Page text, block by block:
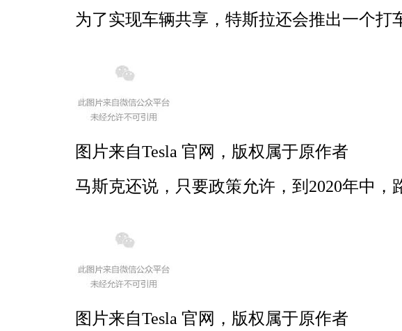
为了实现车辆共享，特斯拉还会推出一个打
图片来自Tesla 官网，版权属于原作者
马斯克还说，只要政策允许，到2020年中，
图片来自Tesla 官网，版权属于原作者